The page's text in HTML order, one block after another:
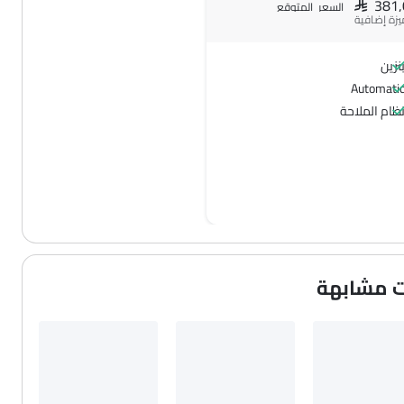
SAR السعر المتوقع
بنزين
Automatic
نظام الملاحة
مشابهة